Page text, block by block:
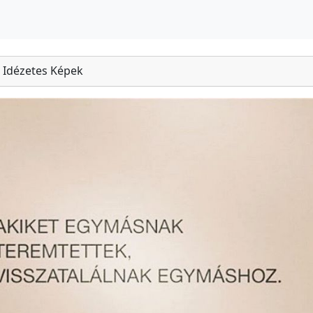
Idézetes Képek